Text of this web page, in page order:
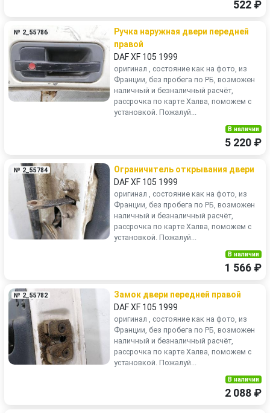
522 ₽
№ 2_55786
Ручка наружная двери передней
правой
DAF XF 105 1999
оригинал , состояние как на фото, из
Франции, без пробега по РБ, возможен
наличный и безналичный расчёт,
рассрочка по карте Халва, поможем с
установкой. Пожалуй...
В наличии
5 220 ₽
№ 2_55784
Ограничитель открывания двери
DAF XF 105 1999
оригинал , состояние как на фото, из
Франции, без пробега по РБ, возможен
наличный и безналичный расчёт,
рассрочка по карте Халва, поможем с
установкой. Пожалуй...
В наличии
1 566 ₽
№ 2_55782
Замок двери передней правой
DAF XF 105 1999
оригинал , состояние как на фото, из
Франции, без пробега по РБ, возможен
наличный и безналичный расчёт,
рассрочка по карте Халва, поможем с
установкой. Пожалуй...
В наличии
2 088 ₽